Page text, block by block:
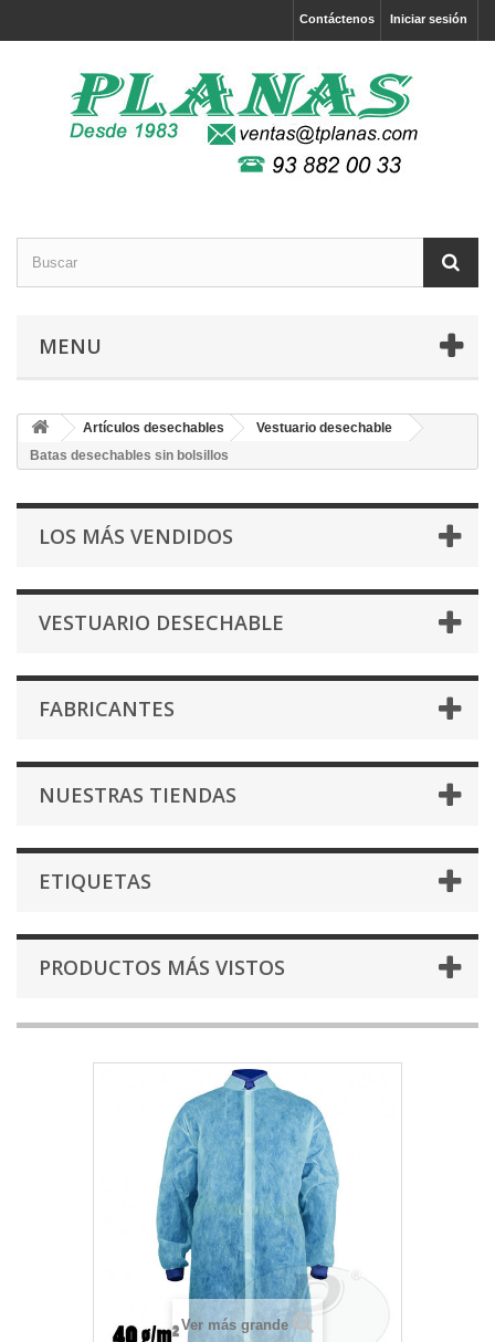
Iniciar sesión
Contáctenos
MENU
Artículos desechables
Vestuario desechable
Batas desechables sin bolsillos
LOS MÁS VENDIDOS
VESTUARIO DESECHABLE
FABRICANTES
NUESTRAS TIENDAS
ETIQUETAS
PRODUCTOS MÁS VISTOS
Ver más grande